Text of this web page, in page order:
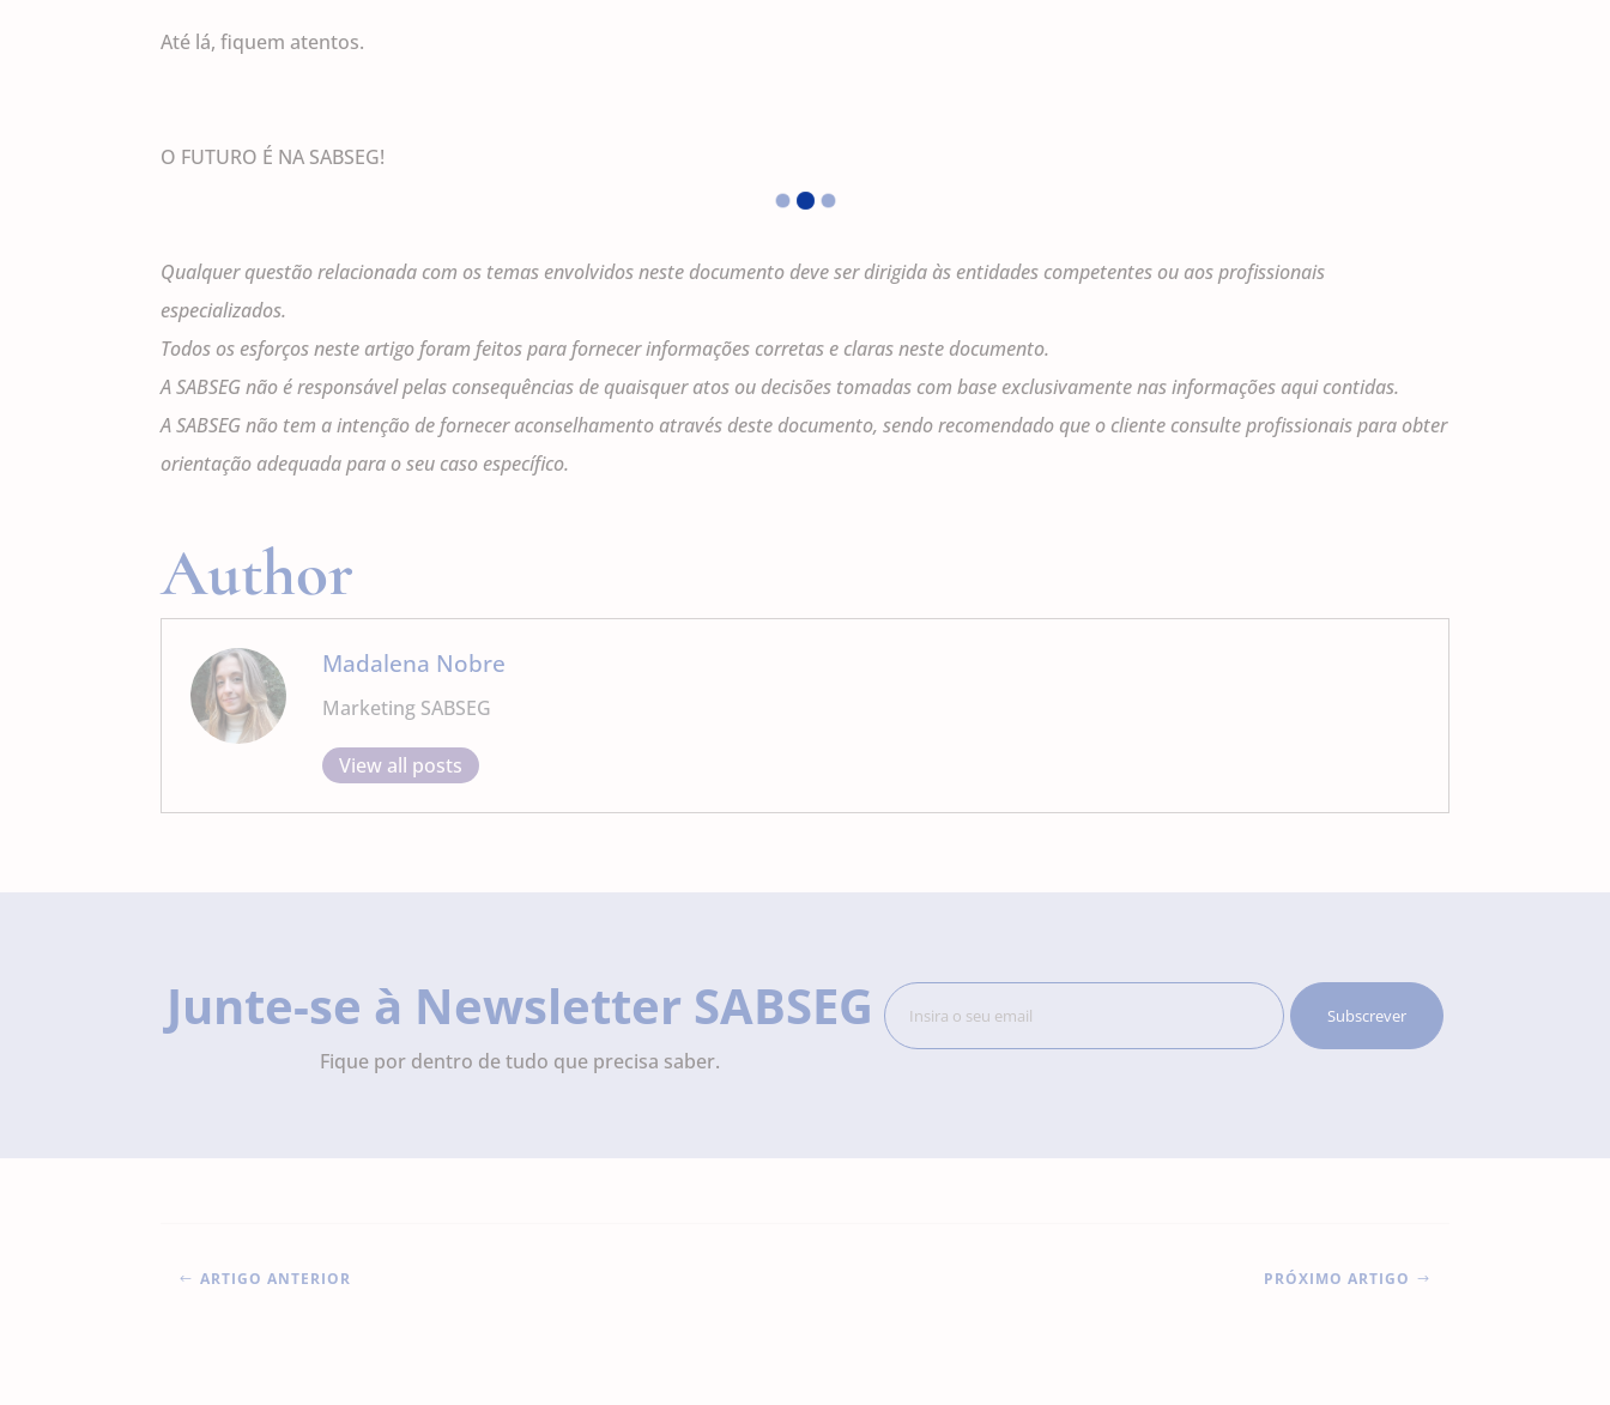
Até lá, fiquem atentos.
O FUTURO É NA SABSEG!
Qualquer questão relacionada com os temas envolvidos neste documento deve ser dirigida às entidades competentes ou aos profissionais
especializados.
Todos os esforços neste artigo foram feitos para fornecer informações corretas e claras neste documento.
A SABSEG não é responsável pelas consequências de quaisquer atos ou decisões tomadas com base exclusivamente nas informações aqui contidas.
A SABSEG não tem a intenção de fornecer aconselhamento através deste documento, sendo recomendado que o cliente consulte profissionais para obter
orientação adequada para o seu caso específico.
Author
Madalena Nobre
Marketing SABSEG
View all posts
Junte-se à Newsletter SABSEG
Fique por dentro de tudo que precisa saber.
# ARTIGO ANTERIOR PRÓXIMO ARTIGO $